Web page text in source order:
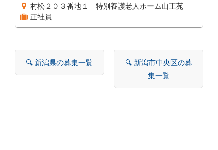
村松２０３番地１ 特別養護老人ホーム山王苑
正社員
🔍 新潟県の募集一覧
🔍 新潟市中央区の募
集一覧